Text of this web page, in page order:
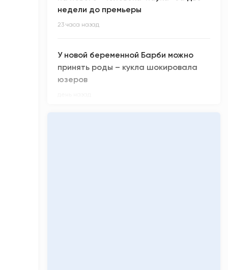
недели до премьеры
23 часа назад
У новой беременной Барби можно
принять роды – кукла шокировала
юзеров